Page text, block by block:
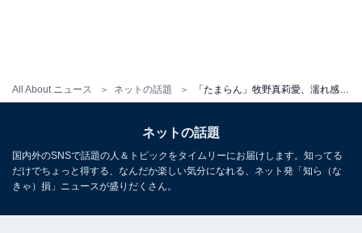
All About ニュース ネットの話題 「たまらん」牧野真莉愛、濡れ感が色っぽい大胆なビキニ姿公開！ 「見とれる太もも」と絶賛の声
ネットの話題
国内外のSNSで話題の人＆トピックをタイムリーにお届けします。知ってる
だけでちょっと得する、なんだか楽しい気分になれる、ネット発「知ら（な
きゃ）損」ニュースが盛りだくさん。